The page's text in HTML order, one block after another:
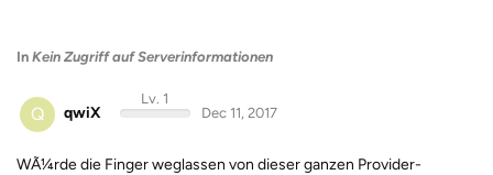
In Kein Zugriff auf Serverinformationen
Q qwiX
Lv. 1
Dec 11, 2017
WÃ¼rde die Finger weglassen von dieser ganzen Provider-